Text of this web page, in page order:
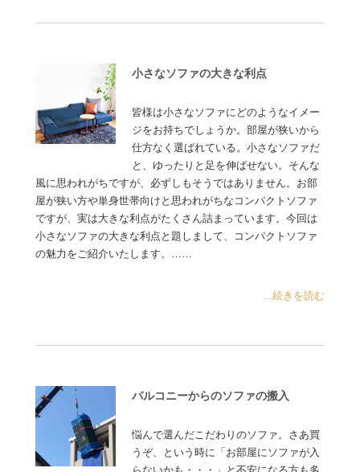
小さなソファの大きな利点
皆様は小さなソファにどのようなイメー
ジをお持ちでしょうか。部屋が狭いから
仕方なく選ばれている。小さなソファだ
と、ゆったりと足を伸ばせない。そんな
風に思われがちですが、必ずしもそうではありません。お部
屋が狭い方や単身世帯向けと思われがちなコンパクトソファ
ですが、実は大きな利点がたくさん詰まっています。今回は
小さなソファの大きな利点と題しまして、コンパクトソファ
の魅力をご紹介いたします。……
...続きを読む
バルコニーからのソファの搬入
悩んで選んだこだわりのソファ。さあ買
うぞ、という時に「お部屋にソファが入